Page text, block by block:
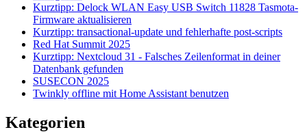
Kurztipp: Delock WLAN Easy USB Switch 11828 Tasmota-
Firmware aktualisieren
Kurztipp: transactional-update und fehlerhafte post-scripts
Red Hat Summit 2025
Kurztipp: Nextcloud 31 - Falsches Zeilenformat in deiner
Datenbank gefunden
SUSECON 2025
Twinkly offline mit Home Assistant benutzen
Kategorien